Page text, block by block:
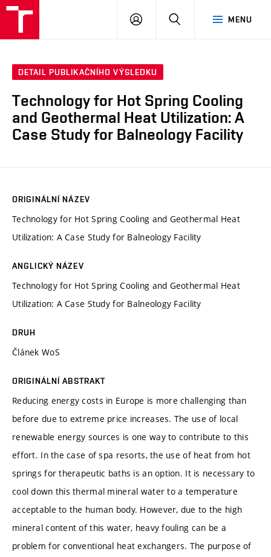
MENU
PŘIHLÁSIT
DETAIL PUBLIKAČNÍHO VÝSLEDKU
Technology for Hot Spring Cooling
and Geothermal Heat Utilization: A
Case Study for Balneology Facility
ORIGINÁLNÍ NÁZEV
Technology for Hot Spring Cooling and Geothermal Heat
Utilization: A Case Study for Balneology Facility
ANGLICKÝ NÁZEV
Technology for Hot Spring Cooling and Geothermal Heat
Utilization: A Case Study for Balneology Facility
DRUH
Článek WoS
ORIGINÁLNÍ ABSTRAKT
Reducing energy costs in Europe is more challenging than
before due to extreme price increases. The use of local
renewable energy sources is one way to contribute to this
effort. In the case of spa resorts, the use of heat from hot
springs for therapeutic baths is an option. It is necessary to
cool down this thermal mineral water to a temperature
acceptable to the human body. However, due to the high
mineral content of this water, heavy fouling can be a
problem for conventional heat exchangers. The purpose of